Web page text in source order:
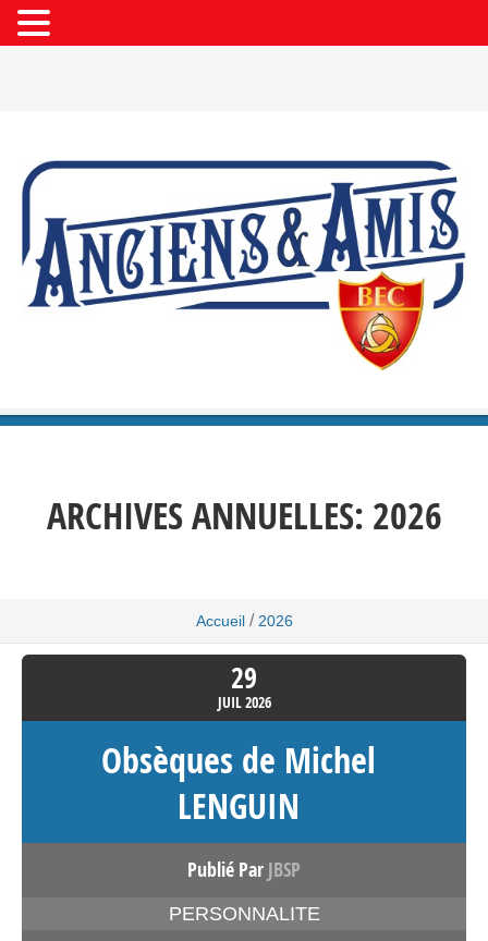
ARCHIVES ANNUELLES: 2026
Accueil / 2026
29
JUIL2026
Obsèques de Michel
LENGUIN
Publié Par JBSP
PERSONNALITE